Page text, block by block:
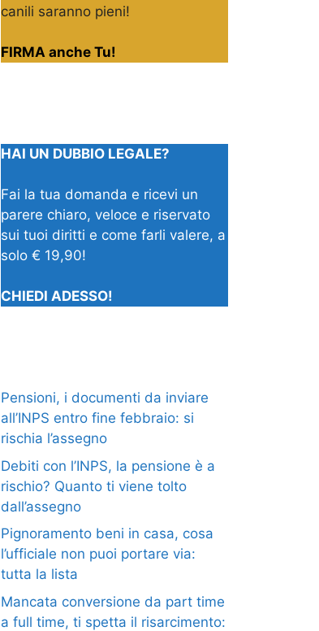
canili saranno pieni!
FIRMA anche Tu!
HAI UN DUBBIO LEGALE?
Fai la tua domanda e ricevi un
parere chiaro, veloce e riservato
sui tuoi diritti e come farli valere, a
solo € 19,90!
CHIEDI ADESSO!
Pensioni, i documenti da inviare
all’INPS entro fine febbraio: si
rischia l’assegno
Debiti con l’INPS, la pensione è a
rischio? Quanto ti viene tolto
dall’assegno
Pignoramento beni in casa, cosa
l’ufficiale non puoi portare via:
tutta la lista
Mancata conversione da part time
a full time, ti spetta il risarcimento: